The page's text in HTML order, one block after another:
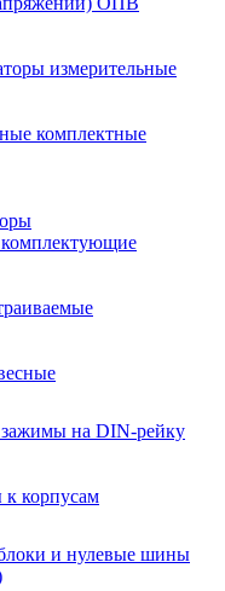
измерительные
комплектные
на DIN-рейку
к корпусам
и нулевые шины